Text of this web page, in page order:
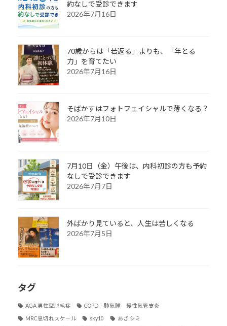
約なしで受診できます
2026年7月16日
70歳からは「若返る」よりも、「年とる
力」を育てたい
2026年7月16日
そばかすはフォトフェイシャルで薄くなる？
2026年7月10日
7月10日（金）午後は、内科初診の方も予約
なしで受診できます
2026年7月7日
外ばかり見ていると、人生は苦しくなる
2026年7月5日
タグ
AGA 男性型脱毛症 COPD 肺気腫 慢性気管支炎
MRC息切れスケール sky10 あざ シミ